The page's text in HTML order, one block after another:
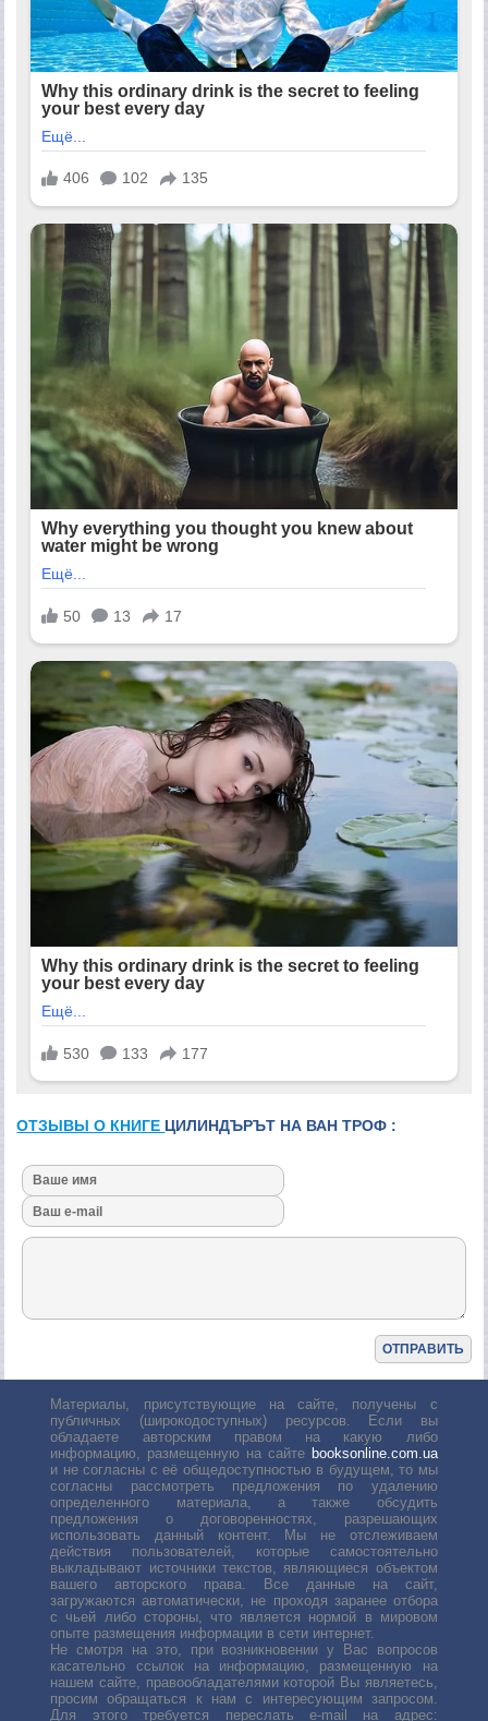
ОТЗЫВЫ О КНИГЕ ЦИЛИНДЪРЪТ НА ВАН ТРОФ :
Материалы, присутствующие на сайте, получены с
публичных (широкодоступных) ресурсов. Если вы
обладаете авторским правом на какую либо
информацию, размещенную на сайте booksonline.com.ua
и не согласны с её общедоступностью в будущем, то мы
согласны рассмотреть предложения по удалению
определенного материала, а также обсудить
предложения о договоренностях, разрешающих
использовать данный контент. Мы не отслеживаем
действия пользователей, которые самостоятельно
выкладывают источники текстов, являющиеся объектом
вашего авторского права. Все данные на сайт,
загружаются автоматически, не проходя заранее отбора
с чьей либо стороны, что является нормой в мировом
опыте размещения информации в сети интернет.
Не смотря на это, при возникновении у Вас вопросов
касательно ссылок на информацию, размещенную на
нашем сайте, правообладателями которой Вы являетесь,
просим обращаться к нам с интересующим запросом.
Для этого требуется переслать е-mail на адрес: